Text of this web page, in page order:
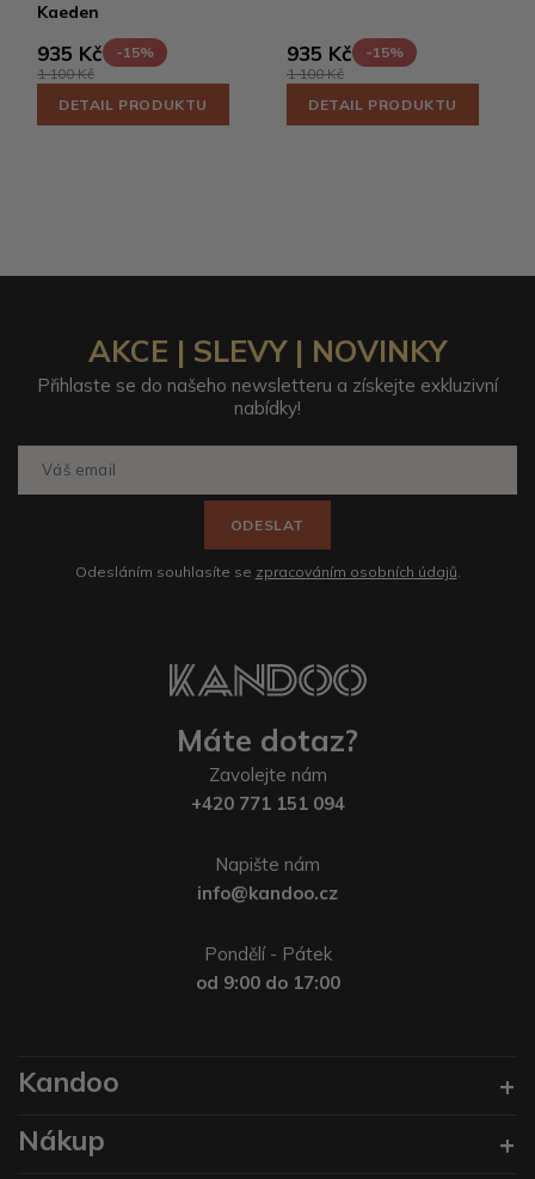
Kaeden
935 Kč
-15%
1 100 Kč
DETAIL PRODUKTU
935 Kč
-15%
1 100 Kč
DETAIL PRODUKTU
AKCE | SLEVY | NOVINKY
Přihlaste se do našeho newsletteru a získejte exkluzivní
nabídky!
ODESLAT
Odesláním souhlasíte se zpracováním osobních údajů
Máte dotaz?
Zavolejte nám
+420 771 151 094
Napište nám
info@kandoo.cz
Pondělí - Pátek
od 9:00 do 17:00
Kandoo
Nákup